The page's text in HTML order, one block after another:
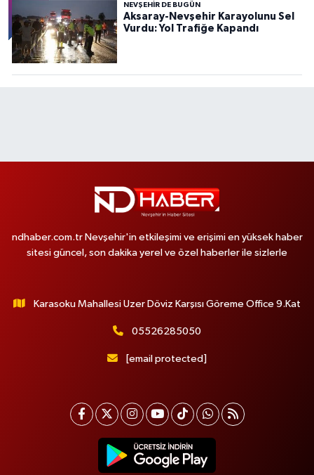
NEVŞEHIR DE BUGÜN
Aksaray-Nevşehir Karayolunu Sel
Vurdu: Yol Trafiğe Kapandı
ndhaber.com.tr Nevşehir'in etkileşimi ve erişimi en yüksek haber
sitesi güncel, son dakika yerel ve özel haberler ile sizlerle
Karasoku Mahallesi Uzer Döviz Karşısı Göreme Office 9.Kat
05526285050
[email protected]